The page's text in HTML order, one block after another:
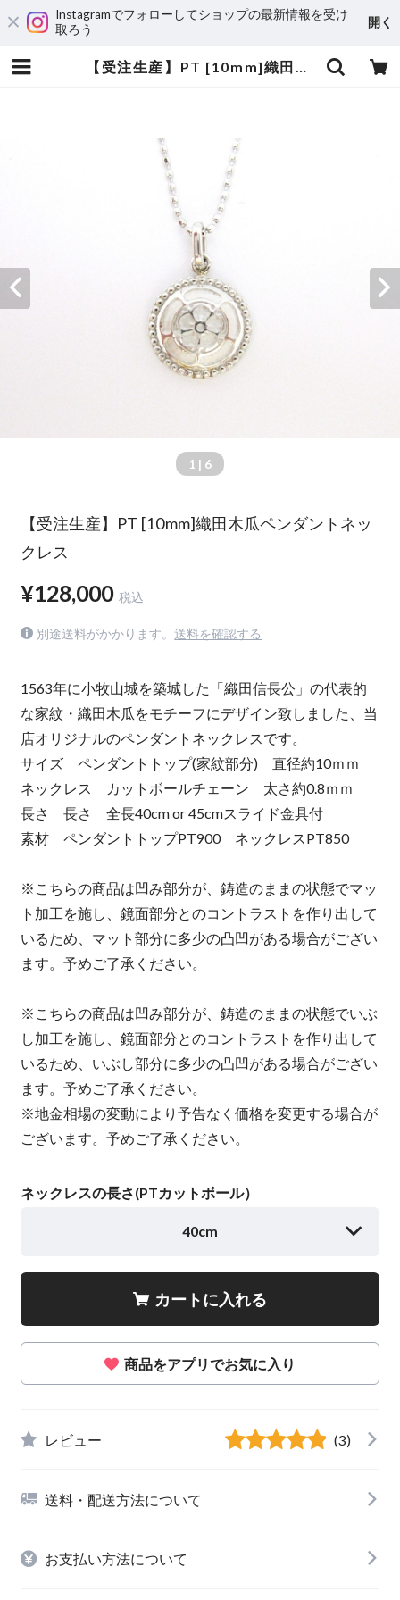
Instagramでフォローしてショップの最新情報を受け
取ろう
開く
【受注生産】PT [10mm]織田木瓜ペンダントネックレス | 宝飾工房 Ｋ’ｓ ＣＲＡＦＴ
1 | 6
【受注生産】PT [10mm]織田木瓜ペンダントネッ
クレス
¥128,000 税込
別途送料がかかります。 送料を確認する
1563年に小牧山城を築城した「織田信長公」の代表的
な家紋・織田木瓜をモチーフにデザイン致しました、当
店オリジナルのペンダントネックレスです。
サイズ ペンダントトップ(家紋部分) 直径約10ｍｍ
ネックレス カットボールチェーン 太さ約0.8ｍｍ
長さ 長さ 全長40cm or 45cmスライド金具付
素材 ペンダントトップPT900 ネックレスPT850
※こちらの商品は凹み部分が、鋳造のままの状態でマッ
ト加工を施し、鏡面部分とのコントラストを作り出して
いるため、マット部分に多少の凸凹がある場合がござい
ます。予めご了承ください。
※こちらの商品は凹み部分が、鋳造のままの状態でいぶ
し加工を施し、鏡面部分とのコントラストを作り出して
いるため、いぶし部分に多少の凸凹がある場合がござい
ます。予めご了承ください。
※地金相場の変動により予告なく価格を変更する場合が
ございます。予めご了承ください。
ネックレスの長さ(PTカットボール）
40cm
カートに入れる
商品をアプリでお気に入り
レビュー (3)
送料・配送方法について
お支払い方法について